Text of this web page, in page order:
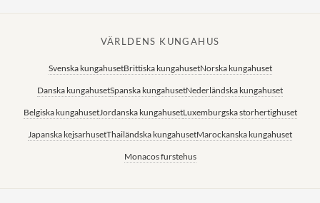
VÄRLDENS KUNGAHUS
Svenska kungahusetBrittiska kungahusetNorska kungahuset
Danska kungahusetSpanska kungahusetNederländska kungahuset
Belgiska kungahusetJordanska kungahusetLuxemburgska storhertighuset
Japanska kejsarhusetThailändska kungahusetMarockanska kungahuset
Monacos furstehus